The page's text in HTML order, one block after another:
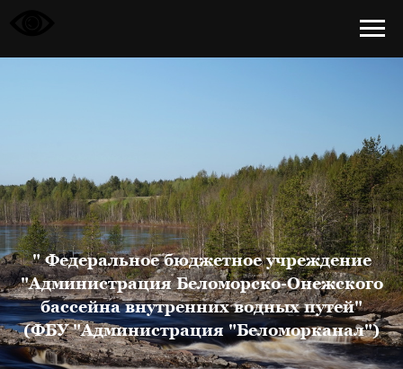
" Федеральное бюджетное учреждение
"Администрация Беломорско-Онежского
бассейна внутренних водных путей"
(ФБУ "Администрация "Беломорканал")